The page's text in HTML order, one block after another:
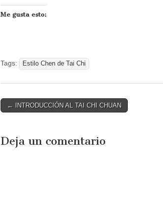
Me gusta esto:
Tags: Estilo Chen de Tai Chi
Post
← INTRODUCCIÓN AL TAI CHI CHUAN
Deja un comentario